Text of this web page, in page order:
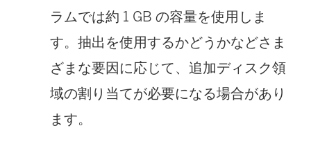
ラムでは約 1 GB の容量を使用しま
す。抽出を使用するかどうかなどさま
ざまな要因に応じて、追加ディスク領
域の割り当てが必要になる場合があり
ます。